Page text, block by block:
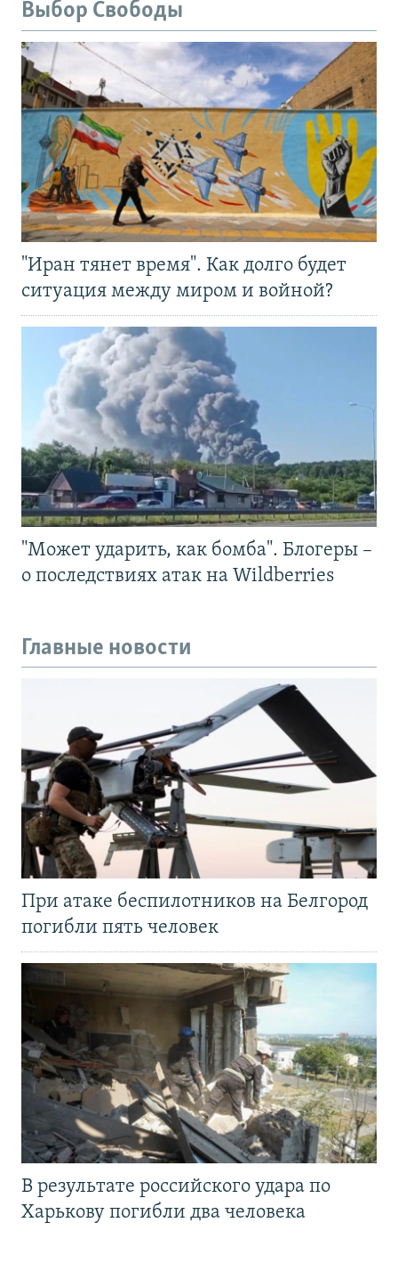
Выбор Свободы
"Иран тянет время". Как долго будет
ситуация между миром и войной?
"Может ударить, как бомба". Блогеры –
о последствиях атак на Wildberries
Главные новости
При атаке беспилотников на Белгород
погибли пять человек
В результате российского удара по
Харькову погибли два человека